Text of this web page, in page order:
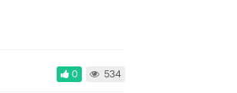
0 534